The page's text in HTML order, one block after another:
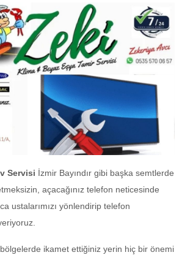
Servisi İzmir Bayındır gibi başka semtlerde
açacağınız telefon neticesinde
ustalarımızı yönlendirip telefon
bölgelerde ikamet ettiğiniz yerin hiç bir önemi